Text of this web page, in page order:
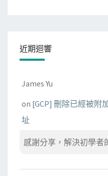
近期迴響
James Yu
on [GCP] 刪除已經被附
址
感謝分享，解決初學者